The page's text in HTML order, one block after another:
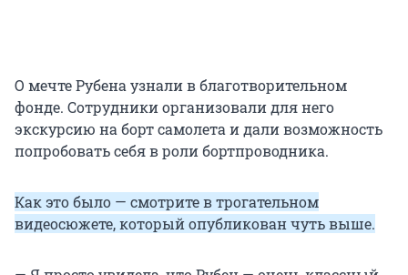
О мечте Рубена узнали в благотворительном
фонде. Сотрудники организовали для него
экскурсию на борт самолета и дали возможность
попробовать себя в роли бортпроводника.
Как это было — смотрите в трогательном
видеосюжете, который опубликован чуть выше.